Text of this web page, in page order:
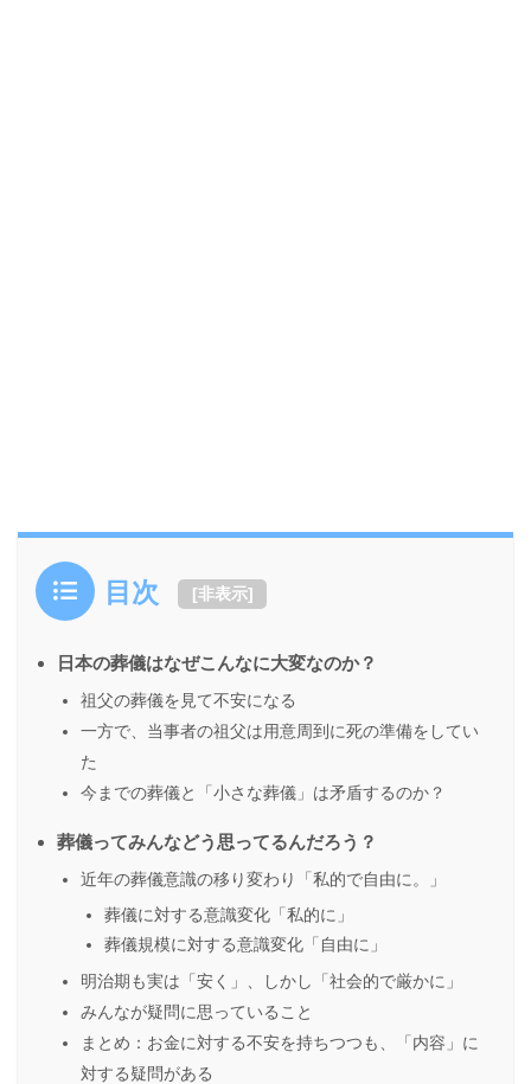
目次 [非表示]
日本の葬儀はなぜこんなに大変なのか？
祖父の葬儀を見て不安になる
一方で、当事者の祖父は用意周到に死の準備をしてい
た
今までの葬儀と「小さな葬儀」は矛盾するのか？
葬儀ってみんなどう思ってるんだろう？
近年の葬儀意識の移り変わり「私的で自由に。」
葬儀に対する意識変化「私的に」
葬儀規模に対する意識変化「自由に」
明治期も実は「安く」、しかし「社会的で厳かに」
みんなが疑問に思っていること
まとめ：お金に対する不安を持ちつつも、「内容」に
対する疑問がある